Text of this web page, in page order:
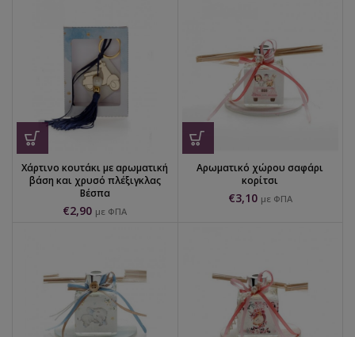
Χάρτινο κουτάκι με αρωματική
βάση και χρυσό πλέξιγκλας
Βέσπα
€2,90 με ΦΠΑ
Αρωματικό χώρου σαφάρι
κορίτσι
€3,10 με ΦΠΑ